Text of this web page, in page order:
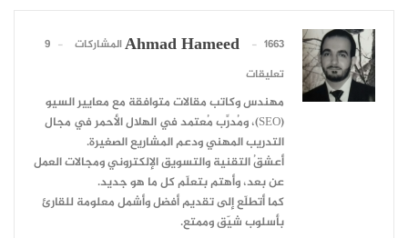
Ahmad Hameed 1663 المشاركات
9
تعليقات
مهندس وكاتب مقالات متوافقة مع معايير السيو
(SEO)، ومُدرِّب مُعتمد في الهلال الأحمر في مجال
التدريب المهني ودعم المشاريع الصغيرة.
أعشقُ التقنية والتسويق الإلكتروني ومجالات العمل
عن بعد، وأهتم بتعلّم كل ما هو جديد.
كما أتطلّع إلى تقديم أفضل وأشمل معلومة للقارئ
بأسلوب شيّق وممتع.